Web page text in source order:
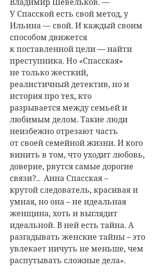
У Спасской есть свой метод, у
Ильина — свой. И каждый своим
способом движется
к поставленной цели — найти
преступника. Но «Спасская»
не только жесткий,
реалистичный детектив, но и
история про тех, кто
разрывается между семьей и
любимым делом. Такие люди
неизбежно отрезают часть
от своей семейной жизни. И кого
винить в том, что уходит любовь,
доверие, рвутся самые дорогие
связи?.. Анна Спасская –
крутой следователь, красивая и
умная, но она – не идеальная
женщина, хоть и выглядит
идеальной. В ней есть тайна. А
разгадывать женские тайны – это
увлекает ничуть не меньше, чем
распутывать сложные дела».